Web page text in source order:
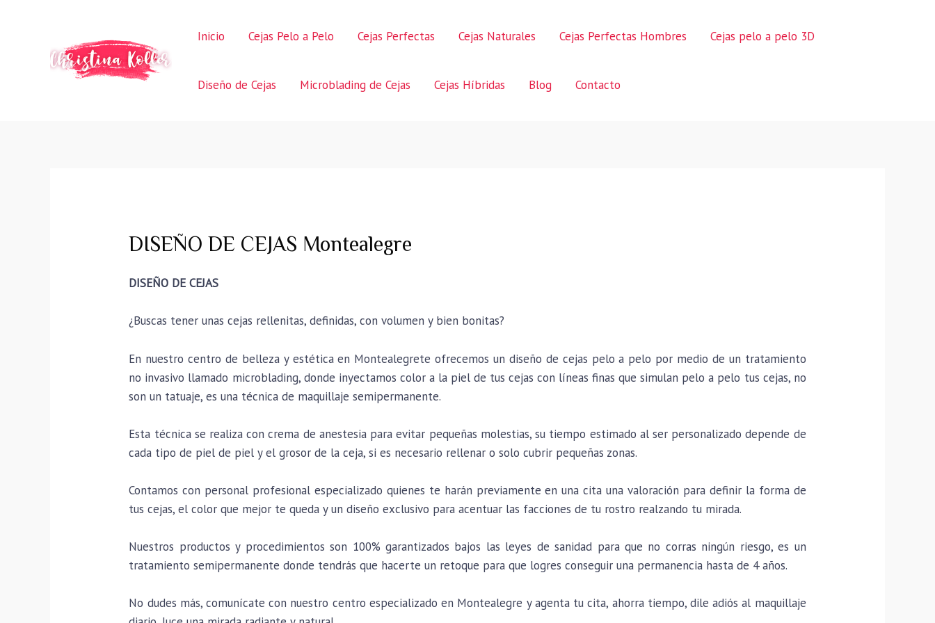
Inicio Cejas Pelo a Pelo Cejas Perfectas Cejas Naturales Cejas Perfectas Hombres Cejas pelo a pelo 3D
Diseño de Cejas Microblading de Cejas Cejas Híbridas Blog Contacto
DISEÑO DE CEJAS Montealegre
DISEÑO DE CEJAS
¿Buscas tener unas cejas rellenitas, definidas, con volumen y bien bonitas?
En nuestro centro de belleza y estética en Montealegrete ofrecemos un diseño de cejas pelo a pelo por medio de un tratamiento
no invasivo llamado microblading, donde inyectamos color a la piel de tus cejas con líneas finas que simulan pelo a pelo tus cejas, no
son un tatuaje, es una técnica de maquillaje semipermanente.
Esta técnica se realiza con crema de anestesia para evitar pequeñas molestias, su tiempo estimado al ser personalizado depende de
cada tipo de piel de piel y el grosor de la ceja, si es necesario rellenar o solo cubrir pequeñas zonas.
Contamos con personal profesional especializado quienes te harán previamente en una cita una valoración para definir la forma de
tus cejas, el color que mejor te queda y un diseño exclusivo para acentuar las facciones de tu rostro realzando tu mirada.
Nuestros productos y procedimientos son 100% garantizados bajos las leyes de sanidad para que no corras ningún riesgo, es un
tratamiento semipermanente donde tendrás que hacerte un retoque para que logres conseguir una permanencia hasta de 4 años.
No dudes más, comunícate con nuestro centro especializado en Montealegre y agenta tu cita, ahorra tiempo, dile adiós al maquillaje